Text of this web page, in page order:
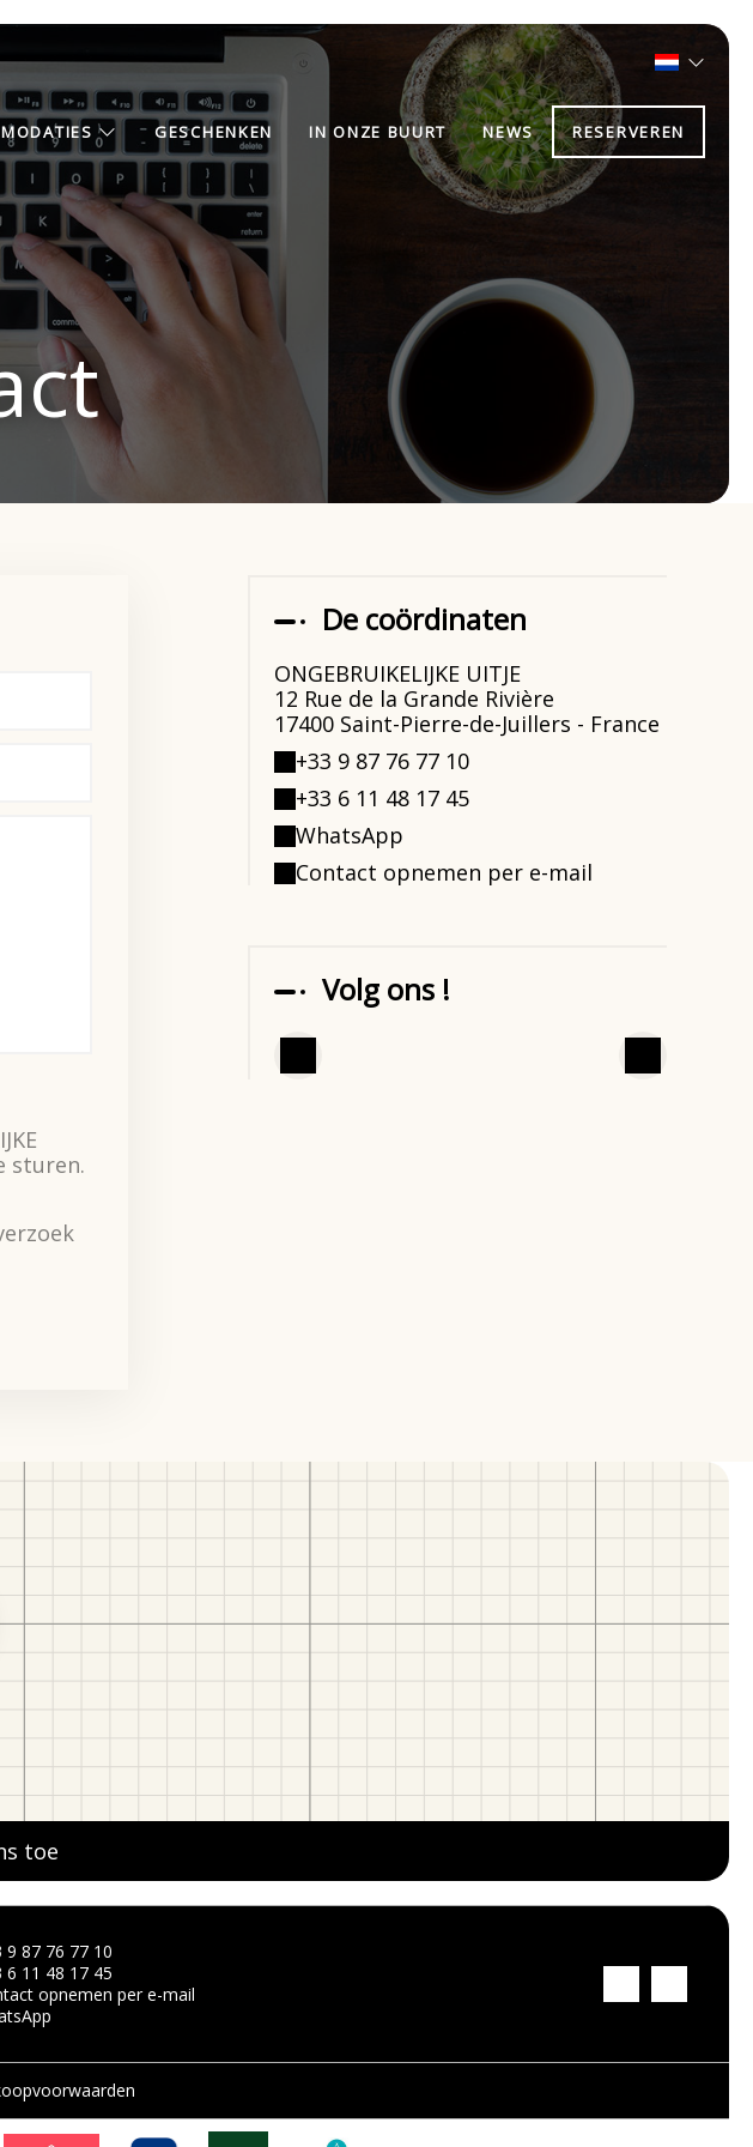
GESCHENKEN IN ONZE BUURT NEWS RESERVEREN
sturen.
De coördinaten
ONGEBRUIKELIJKE UITJE
12 Rue de la Grande Rivière
17400 Saint-Pierre-de-Juillers - France
+33 9 87 76 77 10
+33 6 11 48 17 45
WhatsApp
Contact opnemen per e-mail
Volg ons !
toe
9 87 76 77 10
6 11 48 17 45
opnemen per e-mail